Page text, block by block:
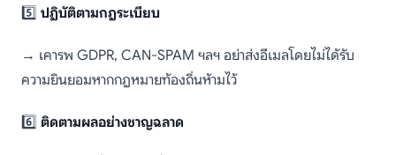
5️⃣ ปฏิบัติตามกฎระเบียบ
→ เคารพ GDPR, CAN-SPAM ฯลฯ อย่าส่งอีเมลโดยไม่ได้รับ
ความยินยอมหากกฎหมายท้องถิ่นห้ามไว้
6️⃣ ติดตามผลอย่างชาญฉลาด